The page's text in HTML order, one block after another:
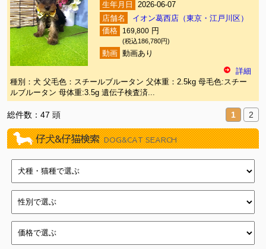
生年月日
2026-06-07
店舗名
イオン葛西店（東京・江戸川区）
価格
169,800 円
(税込186,780円)
動画 動画あり
詳細
種別：犬 父毛色：スチールブルータン 父体重：2.5kg 母毛色:スチー
ルブルータン 母体重:3.5g 遺伝子検査済...
総件数：47 頭 1 2
仔犬&仔猫検索 DOG&CAT SEARCH